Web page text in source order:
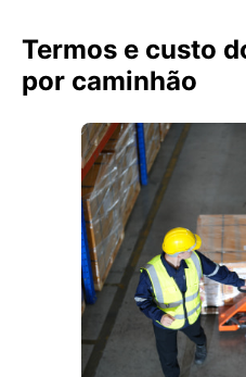
Termos e custo
por caminhão